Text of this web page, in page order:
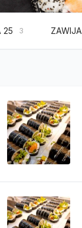
25 3